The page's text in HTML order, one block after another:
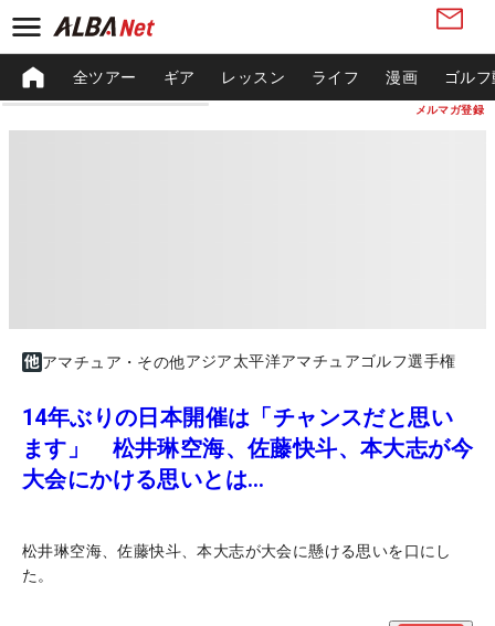
メルマガ登録
全ツアー ギア レッスン ライフ 漫画 ゴル
アマチュア・その他アジア太平洋アマチュアゴルフ選手権
14年ぶりの日本開催は「チャンスだと思い
ます」 松井琳空海、佐藤快斗、本大志が今
大会にかける思いとは…
松井琳空海、佐藤快斗、本大志が大会に懸ける思いを口にし
た。